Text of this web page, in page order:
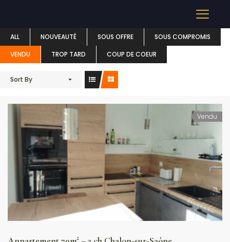
ALL NOUVEAUTÉ SOUS OFFRE
SOUS COMPROMIS
VENDU
TROP TARD COUP DE COEUR
Sort By
Vendu